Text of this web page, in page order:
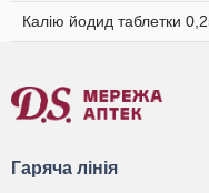
Калію йодид таблетки
Гаряча лінія